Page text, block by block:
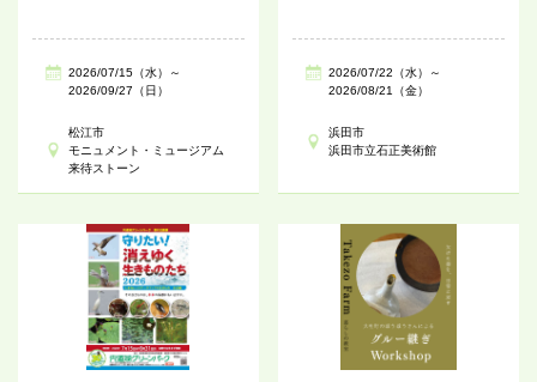
2026/07/15（水）～
2026/09/27（日）
松江市
モニュメント・ミュージアム
来待ストーン
2026/07/22（水）～
2026/08/21（金）
浜田市
浜田市立石正美術館